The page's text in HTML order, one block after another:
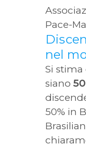
nel
Si
siano
50% in